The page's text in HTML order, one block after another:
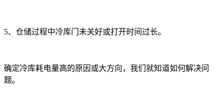
5、仓储过程中冷库门未关好或打开时间过长。
确定冷库耗电量高的原因或大方向，我们就知道如何解决问
题。